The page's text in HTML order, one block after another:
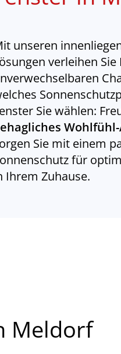
unseren
verleihen
Sie wählen:
Sie mit einem
für
Ihrem Zuhause.
Meldorf